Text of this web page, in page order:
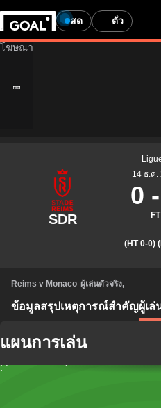
สด ตั๋ว
14 ธ.ค.
0 -
FT
(HT 0-0)
Reims v Monaco ผู้เล่นตัวจริง,
ข้อมูลสรุปเหตุการณ์สำคัญผู้เล่
แผนการเล่น